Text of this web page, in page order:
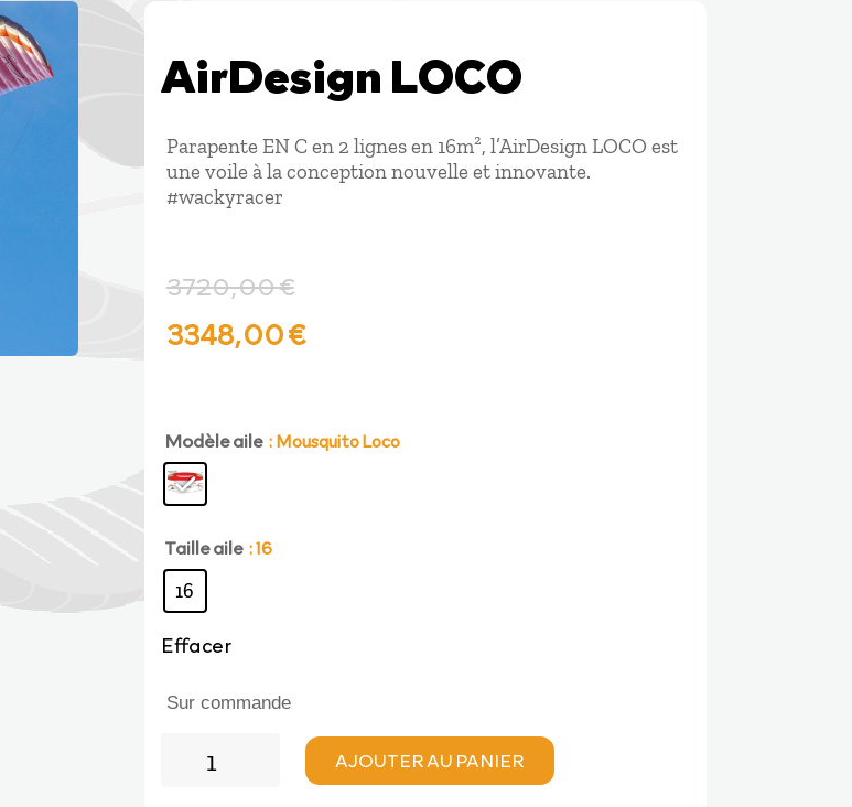
AirDesign LOCO
Parapente EN C en 2 lignes en 16m², l’AirDesign LOCO est
une voile à la conception nouvelle et innovante.
#wackyracer
3720,00€
Le
initial
était :
3720,00 €.
3348,00€Le
actuel
Modèle aile : Mousquito Loco
Taille aile : 16
16
Effacer
Sur commande
AJOUTER AU PANIER